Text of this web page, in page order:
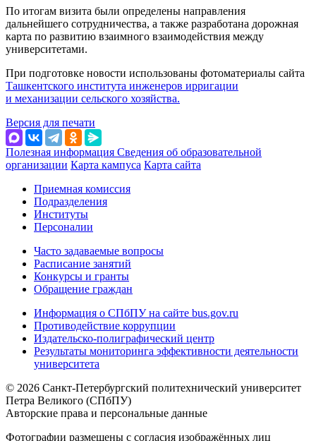
По итогам визита были определены направления
дальнейшего сотрудничества, а также разработана дорожная
карта по развитию взаимного взаимодействия между
университетами.
При подготовке новости использованы фотоматериалы сайта
Ташкентского института инженеров ирригации
и механизации сельского хозяйства.
Версия для печати
Полезная информация Сведения об образовательной
организации Карта кампуса Карта сайта
Приемная комиссия
Подразделения
Институты
Персоналии
Часто задаваемые вопросы
Расписание занятий
Конкурсы и гранты
Обращение граждан
Информация о СПбПУ на сайте bus.gov.ru
Противодействие коррупции
Издательско-полиграфический центр
Результаты мониторинга эффективности деятельности
университета
© 2026 Санкт-Петербургский политехнический университет
Петра Великого (СПбПУ)
Авторские права и персональные данные
Фотографии размещены с согласия изображённых лиц